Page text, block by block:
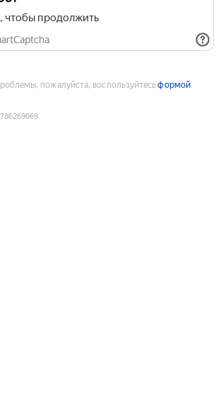
чтобы продолжить
пожалуйста, воспользуйтесьформой